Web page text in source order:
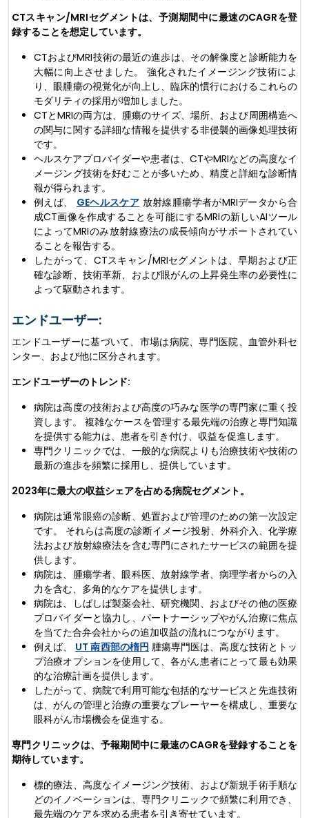
CTスキャン/MRIセグメントは、予測期間中に最速のCAGRを登
録することを想定しています。
CTおよびMRI技術の最近の進歩は、その解像度と診断能力を
大幅に向上させました。 強化されたイメージング技術によ
り、眼腫瘍の視覚化が向上し、臨床的慣行におけるこれらの
モダリティの採用が増加しました。
CTとMRIの両方は、腫瘍のサイズ、場所、および周囲構造へ
の関与に関する詳細な情報を提供する非侵襲的画像処理技術
です。
ヘルスケアプロバイダーや患者は、CTやMRIなどの高度なイ
メージング技術を好むことが多いため、精度と詳細な診断情
報が得られます。
例えば、 GEヘルスケア 放射線腫瘍学者がMRIデータから合
成CT画像を作成することを可能にするMRIの新しいAIツール
によってMRIのみ放射線療法の成長傾向がサポートされてい
ることを報告する。
したがって、CTスキャン/MRIセグメントは、早期および正
確な診断、技術革新、および眼がんの上昇発生率の必要性に
よって駆動されます。
エンドユーザー:
エンドユーザーに基づいて、市場は病院、専門医院、血管外科セ
ンター、および他に区分されます。
エンドユーザーのトレンド:
病院は高度の技術および高度の巧みな医学の専門家に重く投
資します。 複雑なケースを管理する最先端の治療と専門知識
を提供する能力は、患者を引き付け、収益を促進します。
専門クリニックでは、一般的な病院よりも治療技術や技術の
最新の進歩を頻繁に採用し、提供しています。
2023年に最大の収益シェアを占める病院セグメント。
病院は通常眼癌の診断、処置および管理のための第一次設定
です。 それらは高度の診断イメージ投射、外科介入、化学療
法および放射線療法を含む専門にされたサービスの範囲を提
供します。
病院は、腫瘍学者、眼科医、放射線学者、病理学者からの入
力を含む、多角的なケアを提供します。
病院は、しばしば製薬会社、研究機関、およびその他の医療
プロバイダーと協力し、パートナーシップやがん治療に焦点
を当てた合弁会社からの追加収益の流れにつながります。
例えば、 UT 南西部の楕円 腫瘍専門医は、高度な技術とトッ
プ治療オプションを使用して、各がん患者にとって最も効果
的な治療計画を提供します。
したがって、病院で利用可能な包括的なサービスと先進技術
は、がんの管理と治療の重要なプレーヤーを構成し、重要な
眼科がん市場機会を促進する。
専門クリニックは、予報期間中に最速のCAGRを登録することを
期待しています。
標的療法、高度なイメージング技術、および新規手術手順な
どのイノベーションは、専門クリニックで頻繁に利用でき、
最先端のケアを求める患者を引き寄せています。